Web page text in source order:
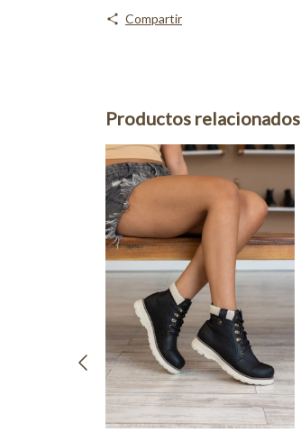
Compartir
Productos relacionados